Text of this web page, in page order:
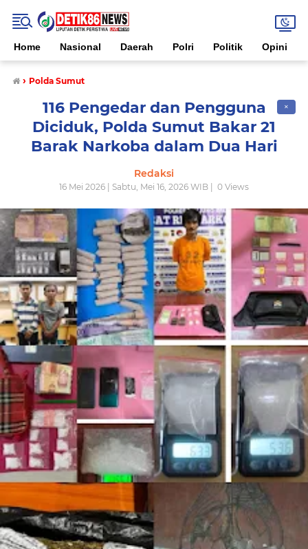
Home Nasional Daerah Polri Politik Opini
› Polda Sumut
✕
116 Pengedar dan Pengguna
Diciduk, Polda Sumut Bakar 21
Barak Narkoba dalam Dua Hari
Redaksi
16 Mei 2026 | Sabtu, Mei 16, 2026 WIB | 0 Views